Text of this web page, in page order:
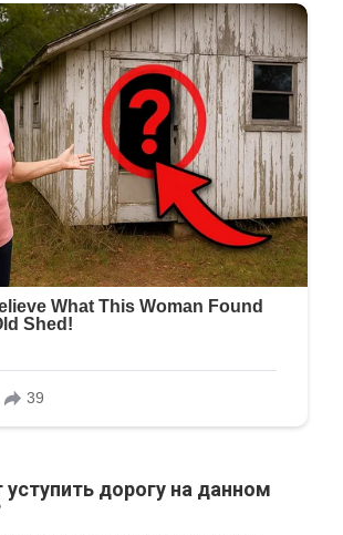
дорогу на данном